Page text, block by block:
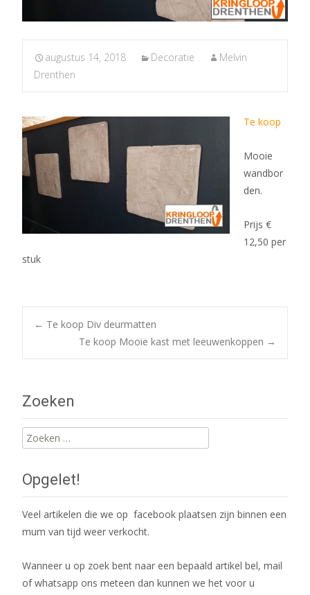
augustus 14, 2018 Decoratie
Melvin
Drenthen
Te koop
Mooie
wandbor
den.
Prijs €
12,50 per
stuk
Post
← Te koop Div deurmatten
Te koop Mooie kast met leeuwenkoppen →
Zoeken
Zoeken
naar:
Opgelet!
Veel artikelen die we op facebook plaatsen zijn binnen een
mum van tijd weer verkocht.
Wanneer u op zoek bent naar een bepaald artikel bel, mail
of whatsapp ons meteen dan kunnen we het voor u